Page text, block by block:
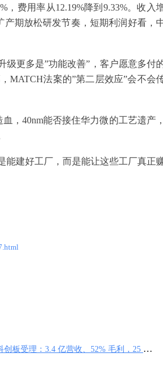
费用率从12.19%降到9.33%。收入
期放松研发节奏，短期利润好看，
级更多是”功能改善”，客户愿意多付
MATCH法案的”第二层效应”会不会
，40nm能否接住华力微的工艺遗产，
能建好工厂，而是能让这些工厂真正
创板受理：3.4 亿营收、52% 毛利，25 亿